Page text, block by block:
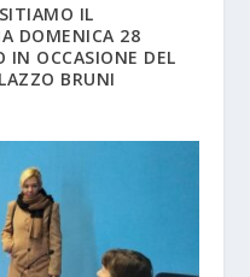
IL
DOMENICA 28
IN OCCASIONE DEL
BRUNI